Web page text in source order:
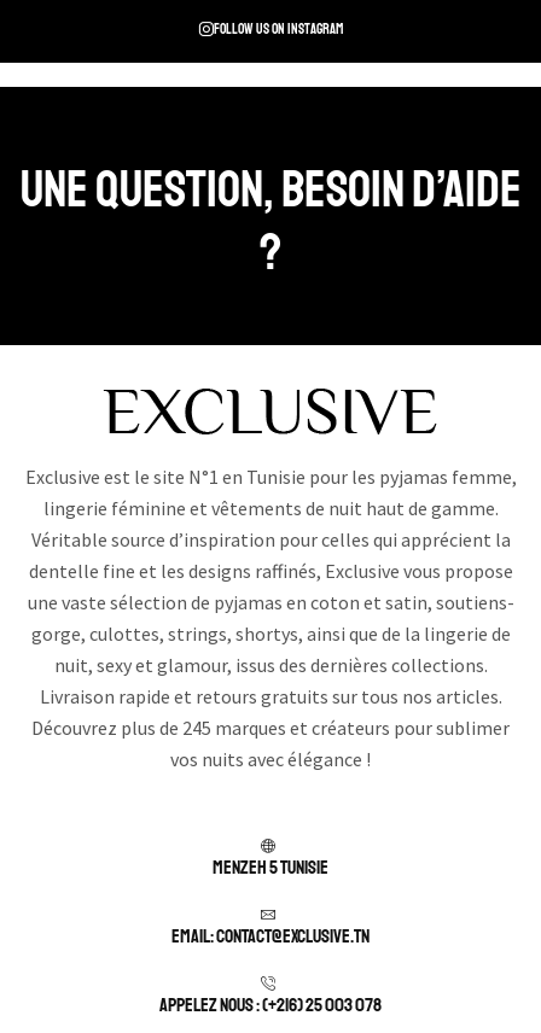
Follow us on instagram
Une question, Besoin d’aide
?
Exclusive est le site N°1 en Tunisie pour les pyjamas femme,
lingerie féminine et vêtements de nuit haut de gamme.
Véritable source d’inspiration pour celles qui apprécient la
dentelle fine et les designs raffinés, Exclusive vous propose
une vaste sélection de pyjamas en coton et satin, soutiens-
gorge, culottes, strings, shortys, ainsi que de la lingerie de
nuit, sexy et glamour, issus des dernières collections.
Livraison rapide et retours gratuits sur tous nos articles.
Découvrez plus de 245 marques et créateurs pour sublimer
vos nuits avec élégance !
Menzeh 5 TUNISIE
Email: contact@exclusive.tn
APPELEZ NOUS : (+216) 25 003 078